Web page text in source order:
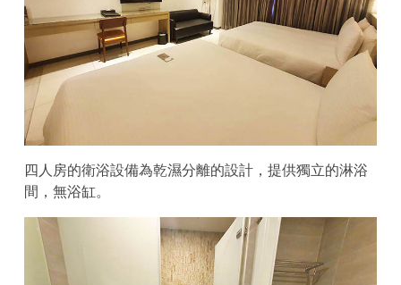
四人房的衛浴設備為乾濕分離的設計，提供獨立的淋浴
間，無浴缸。